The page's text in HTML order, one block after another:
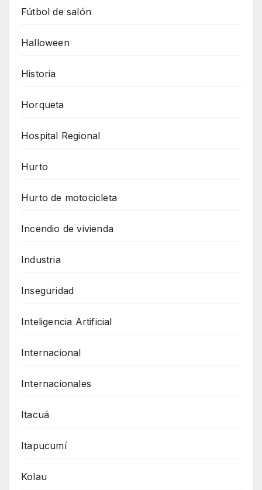
Fútbol de salón
Halloween
Historia
Horqueta
Hospital Regional
Hurto
Hurto de motocicleta
Incendio de vivienda
Industria
Inseguridad
Inteligencia Artificial
Internacional
Internacionales
Itacuá
Itapucumí
Kolau